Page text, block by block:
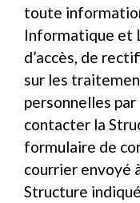
toute
Informatique et
d’accès, de
sur les
personnelles
contacter la
formulaire de
courrier envoyé
Structure